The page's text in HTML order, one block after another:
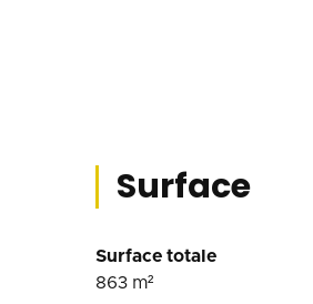
Surface
Surface totale
863 m²